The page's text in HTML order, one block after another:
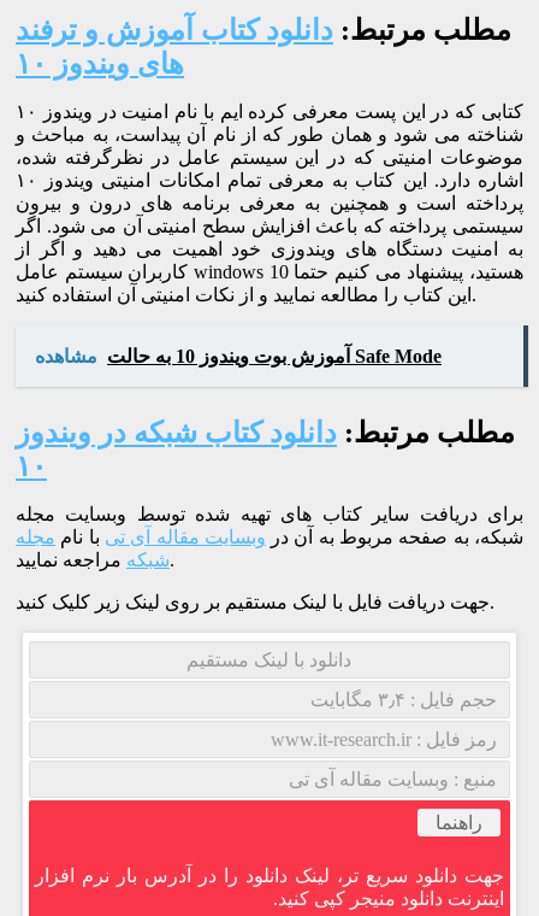
مطلب مرتبط: دانلود کتاب آموزش و ترفند
های ویندوز ۱۰
کتابی که در این پست معرفی کرده ایم با نام امنیت در ویندوز ۱۰
شناخته می شود و همان طور که از نام آن پیداست، به مباحث و
موضوعات امنیتی که در این سیستم عامل در نظرگرفته شده،
اشاره دارد. این کتاب به معرفی تمام امکانات امنیتی ویندوز ۱۰
پرداخته است و همچنین به معرفی برنامه های درون و بیرون
سیستمی پرداخته که باعث افزایش سطح امنیتی آن می شود. اگر
به امنیت دستگاه های ویندوزی خود اهمیت می دهید و اگر از
کاربران سیستم عامل windows 10 هستید، پیشنهاد می کنیم حتما
این کتاب را مطالعه نمایید و از نکات امنیتی آن استفاده کنید.
مشاهده آموزش بوت ویندوز 10 به حالت Safe Mode
مطلب مرتبط: دانلود کتاب شبکه در ویندوز
۱۰
برای دریافت سایر کتاب های تهیه شده توسط وبسایت مجله
شبکه، به صفحه مربوط به آن در وبسایت مقاله آی تی با نام مجله
شبکهمراجعه نمایید.
جهت دریافت فایل با لینک مستقیم بر روی لینک زیر کلیک کنید.
دانلود با لینک مستقیم
حجم فایل : ۳٫۴ مگابایت
رمز فایل : www.it-research.ir
منبع : وبسایت مقاله آی تی
راهنما
جهت دانلود سریع تر، لینک دانلود را در آدرس بار نرم افزار
اینترنت دانلود منیجر کپی کنید.